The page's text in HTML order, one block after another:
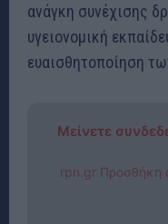
ανάγκη συνέχισης
υγειονομική
ευαισθητοποίηση
Μείνετε
rpn.gr Προσθήκη